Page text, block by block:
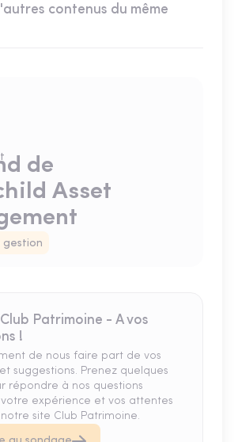
contenus du même
de
Asset
gestion
Patrimoine - A vos
!
de nous faire part de vos
suggestions. Prenez quelques
répondre à nos questions
expérience et vos attentes
site Club Patrimoine.